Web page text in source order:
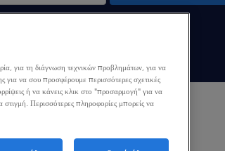
για τη διάγνωση τεχνικών προβλημάτων, για να
να σου προσφέρουμε περισσότερες σχετικές
ή να κάνεις κλικ στο "προσαρμογή" για να
Περισσότερες πληροφορίες μπορείς να